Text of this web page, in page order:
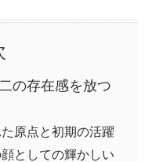
の存在感を放つ
原点と初期の活躍
としての輝かしい